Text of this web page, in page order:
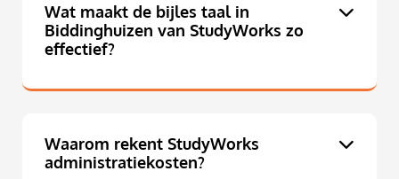
Wat maakt de bijles taal in
Biddinghuizen van StudyWorks zo
effectief?
Waarom rekent StudyWorks
administratiekosten?